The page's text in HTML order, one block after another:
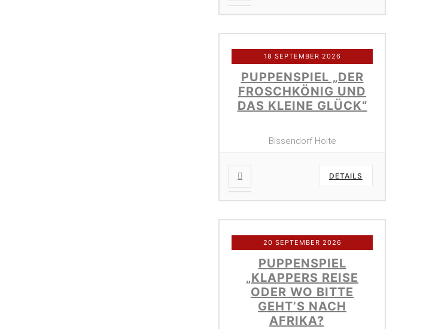
18 SEPTEMBER 2026
PUPPENSPIEL „DER
FROSCHKÖNIG UND
DAS KLEINE GLÜCK“
Bissendorf Holte
DETAILS
20 SEPTEMBER 2026
PUPPENSPIEL
„KLAPPERS REISE
ODER WO BITTE
GEHT’S NACH
AFRIKA?